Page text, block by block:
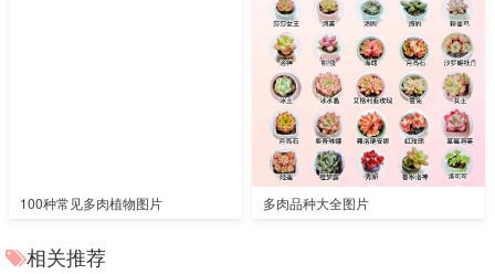
100种常见多肉植物图片 多肉品种大全图片
相关推荐